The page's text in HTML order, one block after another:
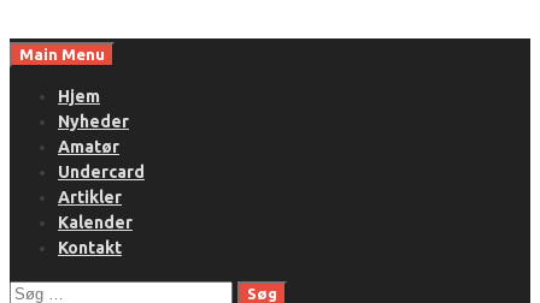
toMain Menu
Hjem
Nyheder
Amatør
Undercard
Artikler
Kalender
Kontakt
Søg